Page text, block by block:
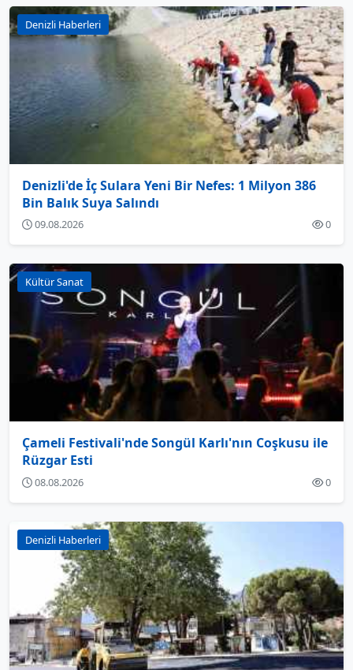
Denizli Haberleri
Denizli'de İç Sulara Yeni Bir Nefes: 1 Milyon 386
Bin Balık Suya Salındı
09.08.2026 0
Kültür Sanat
Çameli Festivali'nde Songül Karlı'nın Coşkusu ile
Rüzgar Esti
08.08.2026 0
Denizli Haberleri